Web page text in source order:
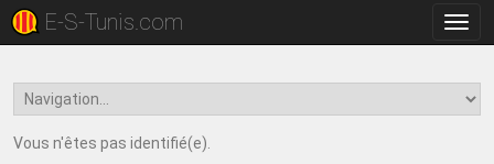
la
E-S-Tunis.com
Vous n'êtes pas identifié(e).